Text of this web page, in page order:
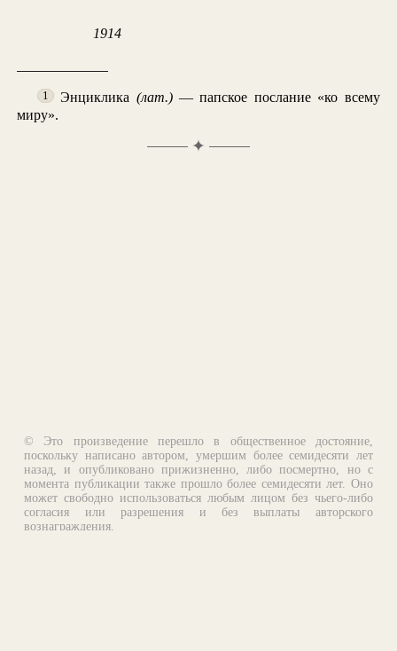
1914
1 Энциклика (лат.)— папское послание «ко всему
миру».
✦
© Это произведение перешло в общественное достояние,
поскольку написано автором, умершим более семидесяти лет
назад, и опубликовано прижизненно, либо посмертно, но с
момента публикации также прошло более семидесяти лет. Оно
может свободно использоваться любым лицом без чьего-либо
согласия или разрешения и без выплаты авторского
вознаграждения.